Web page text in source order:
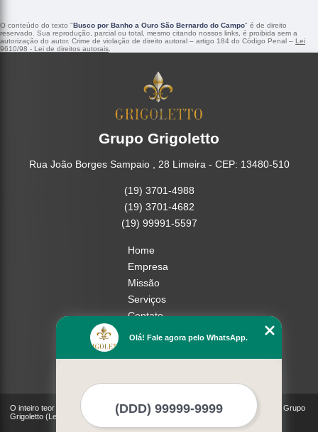
O conteúdo do texto "Busco por Banho a Ouro São Bernardo do Campo" é de direito
reservado. Sua reprodução, parcial ou total, mesmo citando nossos links, é proibida sem a
autorização do autor. Crime de violação de direito autoral – artigo 184 do Código Penal – Lei
9610/98 - Lei de direitos autorais
Grupo Grigoletto
Rua João Borges Sampaio , 28 Limeira - CEP: 13480-510
(19) 3701-4988
(19) 3701-4682
(19) 99991-5597
Home
Empresa
Missão
Serviços
Contato
Mapa do site
O inteiro teor deste site está sujeito à proteção de direitos autorais. Copyright© Grupo
Grigoletto (Lei 9610 de 19/02/1998)
Olá! Fale agora pelo WhatsApp.